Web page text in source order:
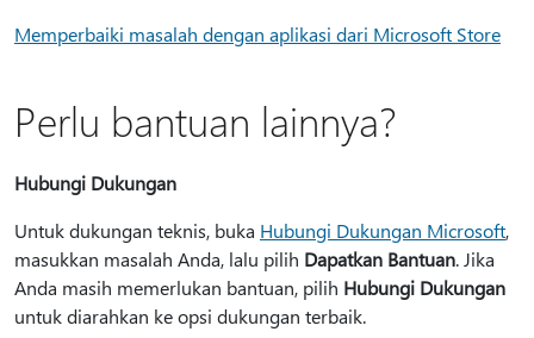
Memperbaiki masalah dengan aplikasi dari Microsoft Store
Perlu bantuan lainnya?
Hubungi Dukungan
Untuk dukungan teknis, buka Hubungi Dukungan Microsoft,
masukkan masalah Anda, lalu pilih Dapatkan Bantuan. Jika
Anda masih memerlukan bantuan, pilih Hubungi Dukungan
untuk diarahkan ke opsi dukungan terbaik.